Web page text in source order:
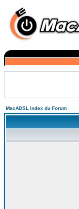
MacADSL Index du Forum